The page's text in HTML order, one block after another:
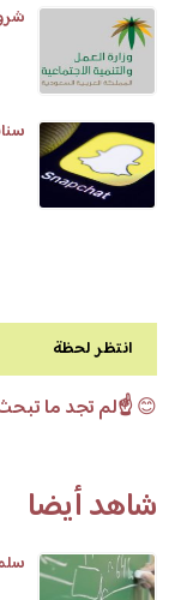
انتظر لحظة
😊☝️لم تجد ما
شاهد أيضا